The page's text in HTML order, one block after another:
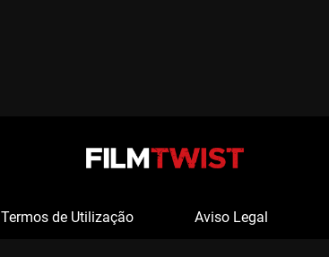
Termos de Utilização Aviso Legal